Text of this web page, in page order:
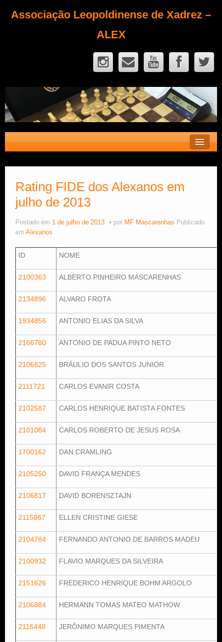
Associação Leopoldinense de Xadrez –
ALEX
Fique Sócio
Quem Somos?
Calendário
Rating FIDE dos Alexanos em
julho de 2013
Postado em 1 de julho de 2013 por MF Mascarenhas Publicado
em Alexanos
ID NOME
2100363 ALBERTO PINHEIRO MASCARENHAS
2134896 ALVARO FROTA
1934856 ANTONIO ELIAS DA SILVA
2166780 ANTONIO DE PADUA PINTO NETO
2106825 BRÁULIO DOS SANTOS JUNIOR
2111721 CARLOS EVANIR COSTA
2102587 CARLOS HENRIQUE BATISTA FONTES
2101084 CARLOS ROBERTO DE JESUS ROSA
1700162 DAN CRAMLING
2105250 DAVID FRANÇA MENDES
2106817 DAVID BORENSZTAJN
2115867 ELLEN CRISTINE GIESE
2104784 FERNANDO ANTONIO DE BARROS MADEU
2100932 FLAVIO MARQUES DA SILVEIRA
2151626 FREDERICO HENRIQUE BOHM ARGOLO
2106884 HERMANN TOMAS MATEO MATHOW
2116448 JERÔNIMO MARQUES PIMENTA